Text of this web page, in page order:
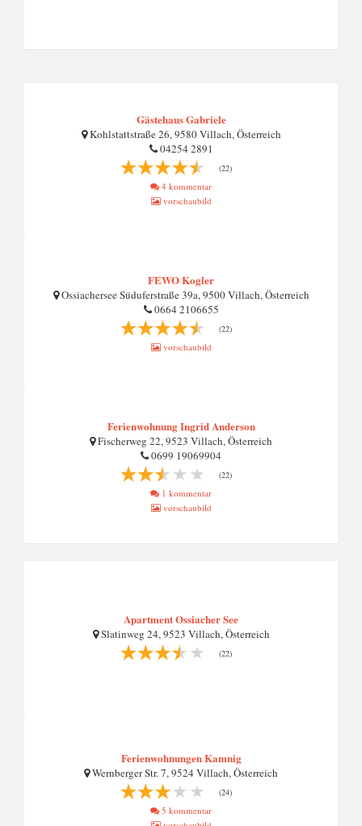
Gästehaus Gabriele
Kohlstattstraße 26, 9580 Villach, Österreich
04254 2891
(22)
4 kommentar
vorschaubild
FEWO Kogler
Ossiachersee Süduferstraße 39a, 9500 Villach, Österreich
0664 2106655
(22)
vorschaubild
Ferienwohnung Ingrid Anderson
Fischerweg 22, 9523 Villach, Österreich
0699 19069904
(22)
1 kommentar
vorschaubild
Apartment Ossiacher See
Slatinweg 24, 9523 Villach, Österreich
(22)
Ferienwohnungen Kamnig
Wernberger Str. 7, 9524 Villach, Österreich
(24)
5 kommentar